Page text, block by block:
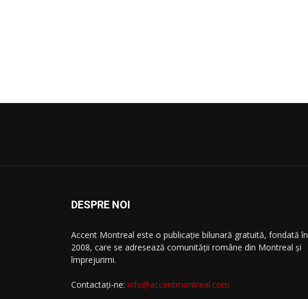
DESPRE NOI
Accent Montreal este o publicație bilunară gratuită, fondată în
2008, care se adresează comunităţii române din Montreal şi
împrejurimi.
Contactați-ne: info@accentmontreal.com